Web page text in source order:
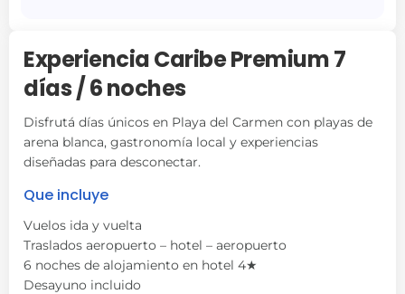
Experiencia Caribe Premium 7
días / 6 noches
Disfrutá días únicos en Playa del Carmen con playas de
arena blanca, gastronomía local y experiencias
diseñadas para desconectar.
Que incluye
Vuelos ida y vuelta
Traslados aeropuerto – hotel – aeropuerto
6 noches de alojamiento en hotel 4★
Desayuno incluido